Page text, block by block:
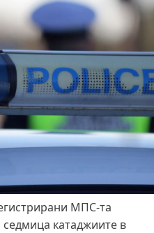
МПС-та
катаджиите в